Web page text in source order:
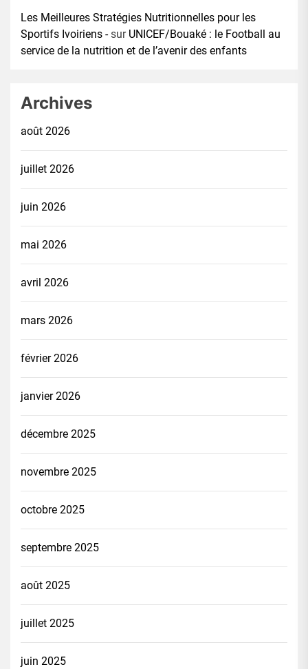
Les Meilleures Stratégies Nutritionnelles pour les
Sportifs Ivoiriens -sur UNICEF/Bouaké : le Football au
service de la nutrition et de l’avenir des enfants
Archives
août 2026
juillet 2026
juin 2026
mai 2026
avril 2026
mars 2026
février 2026
janvier 2026
décembre 2025
novembre 2025
octobre 2025
septembre 2025
août 2025
juillet 2025
juin 2025